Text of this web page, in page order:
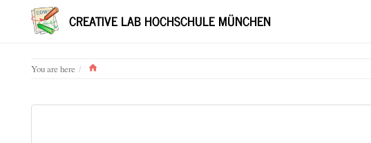
CREATIVE LAB HOCHSCHULE MÜNCHEN
You are here